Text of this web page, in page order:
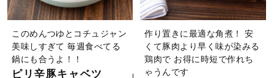
このめんつゆとコチュジャン
美味しすぎて 毎週食べてる
鍋にも合うよ！！
ピリ辛豚キャベツ
作り置きに最適な角煮！ 安
くて豚肉より早く味が染みる
鶏肉で お得に時短で作れち
ゃうんです